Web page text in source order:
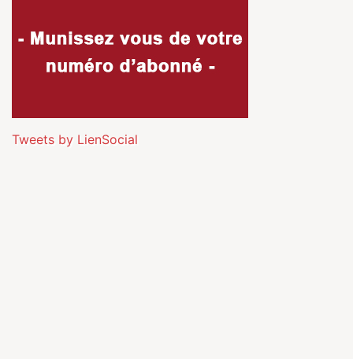
Tweets by LienSocial